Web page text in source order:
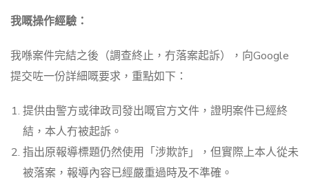
我嘅操作經驗：
我喺案件完結之後（調查終止，冇落案起訴），向Google
提交咗一份詳細嘅要求，重點如下：
提供由警方或律政司發出嘅官方文件，證明案件已經終
結，本人冇被起訴。
指出原報導標題仍然使用「涉欺詐」，但實際上本人從未
被落案，報導內容已經嚴重過時及不準確。